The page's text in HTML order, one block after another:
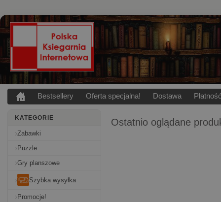
Bestsellery Oferta specjalna! Dostawa
KATEGORIE
Zabawki
Puzzle
Gry planszowe
Szybka wysyłka
Promocje!
Ostatnio oglądane